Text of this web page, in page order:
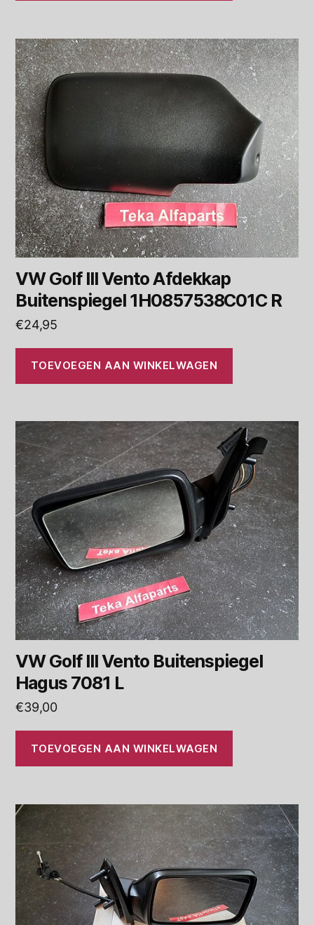
VW Golf III Vento Afdekkap
Buitenspiegel 1H0857538C01C R
€24,95
TOEVOEGEN AAN WINKELWAGEN
VW Golf III Vento Buitenspiegel
Hagus 7081 L
€39,00
TOEVOEGEN AAN WINKELWAGEN